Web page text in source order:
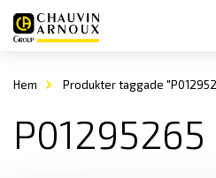
Hem Produkter taggade
P01295265